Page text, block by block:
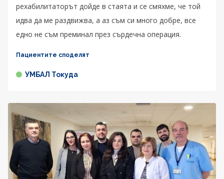
рехабилитаторът дойде в стаята и се смяхме, че той
идва да ме раздвижва, а аз съм си много добре, все
едно не съм преминал през сърдечна операция.
Пациентите споделят
УМБАЛ Токуда